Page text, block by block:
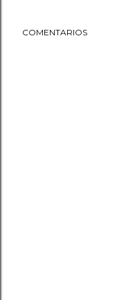
COMENTARIOS